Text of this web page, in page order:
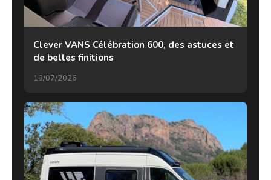
Clever VANS Célébration 600, des astuces et
de belles finitions
18/07/2026